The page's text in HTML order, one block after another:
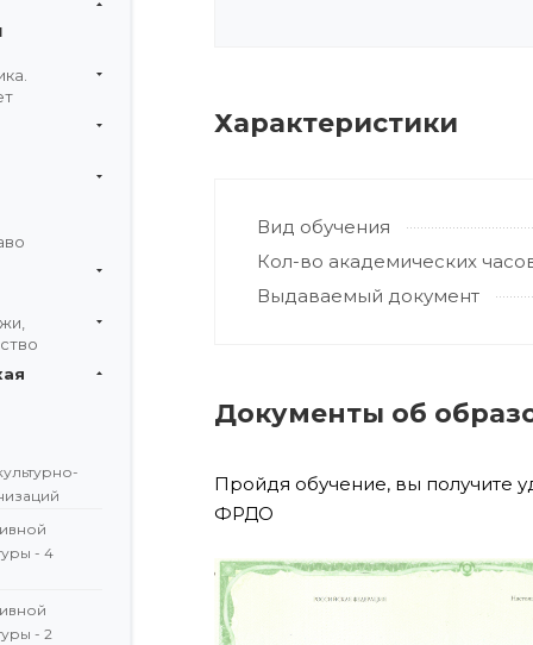
- 4
- 2
Характеристики
Вид обучения
Кол-во академических
Выдаваемый документ
Документы об
Пройдя обучение, вы получите
ФРДО